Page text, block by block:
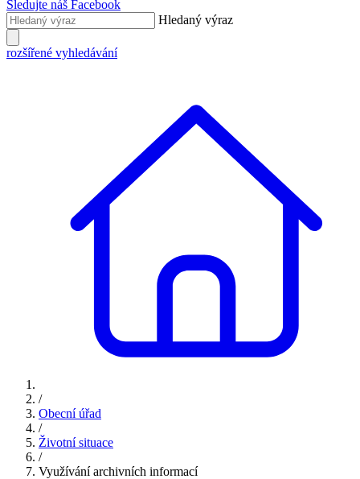
Sledujte náš Facebook
Hledaný výraz
rozšířené vyhledávání
/
Obecní úřad
/
Životní situace
/
Využívání archivních informací